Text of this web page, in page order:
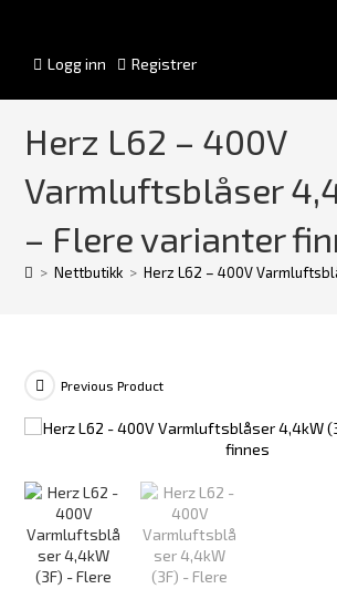
Logg inn Registrer
Herz L62 – 400V
Varmluftsblåser
– Flere varianter
> Nettbutikk > Herz L62 – 400V
Previous Product